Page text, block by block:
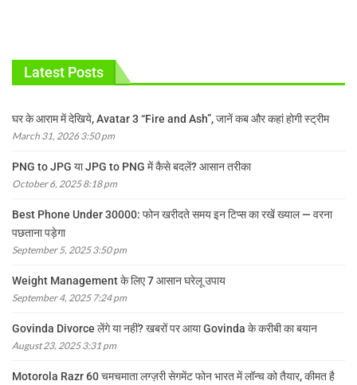
Latest Posts
घर के आराम में देखिये, Avatar 3 “Fire and Ash”, जानें कब और कहां होगी स्ट्रीम
March 31, 2026 3:50 pm
PNG to JPG या JPG to PNG में कैसे बदलें? आसान तरीका
October 6, 2025 8:18 pm
Best Phone Under 30000: फोन खरीदते समय इन टिप्स का रखें ख्याल — वरना
पछताना पड़ेगा
September 5, 2025 3:50 pm
Weight Management के लिए 7 आसान घरेलू उपाय
September 4, 2025 7:24 pm
Govinda Divorce लेंगे या नहीं? खबरों पर आया Govinda के करीबी का बयान
August 23, 2025 3:31 pm
Motorola Razr 60 चमचमाता लग्ज़री सेगमेंट फोन भारत में लॉन्च को तैयार, कीमत है